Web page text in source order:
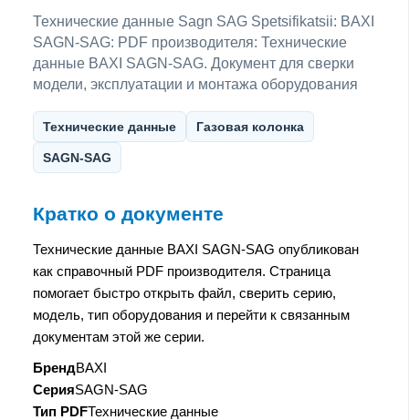
Технические данные Sagn SAG Spetsifikatsii: BAXI
SAGN-SAG: PDF производителя: Технические
данные BAXI SAGN-SAG. Документ для сверки
модели, эксплуатации и монтажа оборудования
Технические данные Газовая колонка
SAGN-SAG
Кратко о документе
Технические данные BAXI SAGN-SAG опубликован
как справочный PDF производителя. Страница
помогает быстро открыть файл, сверить серию,
модель, тип оборудования и перейти к связанным
документам этой же серии.
БрендBAXI
СерияSAGN-SAG
Тип PDFТехнические данные